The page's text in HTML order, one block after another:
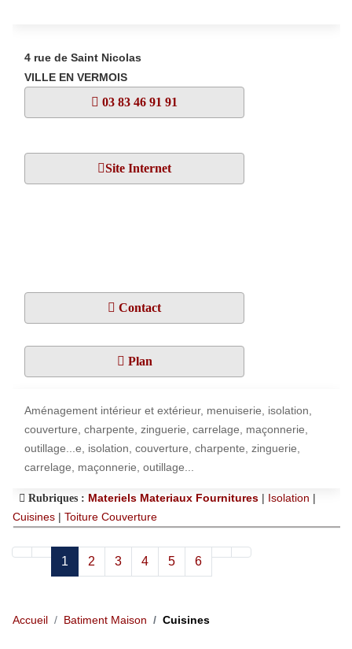
4 rue de Saint Nicolas
VILLE EN VERMOIS
03 83 46 91 91
Site Internet
Contact
Plan
Aménagement intérieur et extérieur, menuiserie, isolation,
couverture, charpente, zinguerie, carrelage, maçonnerie,
outillage...e, isolation, couverture, charpente, zinguerie,
carrelage, maçonnerie, outillage...
Rubriques : Materiels Materiaux Fournitures | Isolation |
Cuisines | Toiture Couverture
1 2 3 4 5 6
Accueil Batiment Maison Cuisines